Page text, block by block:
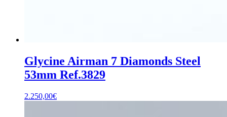
Glycine Airman 7 Diamonds Steel
53mm Ref.3829
2.250,00€